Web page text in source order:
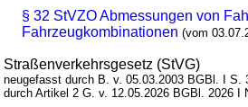
§ 32 StVZO Abmessungen von
Fahrzeugkombinationen (vom
Straßenverkehrsgesetz (StVG)
neugefasst durch B. v. 05.03.2003 BGBl. I S.
durch Artikel 2 G. v. 12.05.2026 BGBl. 2026 I